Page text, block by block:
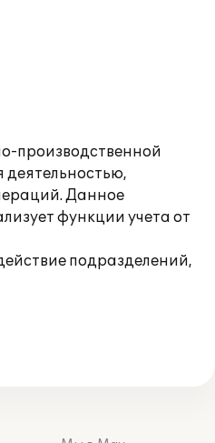
производственной
деятельностью,
Данное
функции учета от
подразделений,